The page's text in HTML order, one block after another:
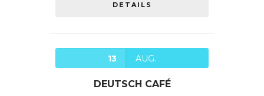
DETAILS
13 AUG.
DEUTSCH CAFÉ